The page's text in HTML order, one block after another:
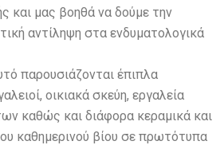
και μας βοηθά να δούμε την
αντίληψη στα ενδυματολογικά
παρουσιάζονται έπιπλα
οικιακά σκεύη, εργαλεία
καθώς και διάφορα κεραμικά και
καθημερινού βίου σε πρωτότυπα